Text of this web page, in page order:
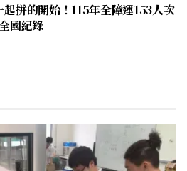
拼的開始！115年全障運153人次
國紀錄